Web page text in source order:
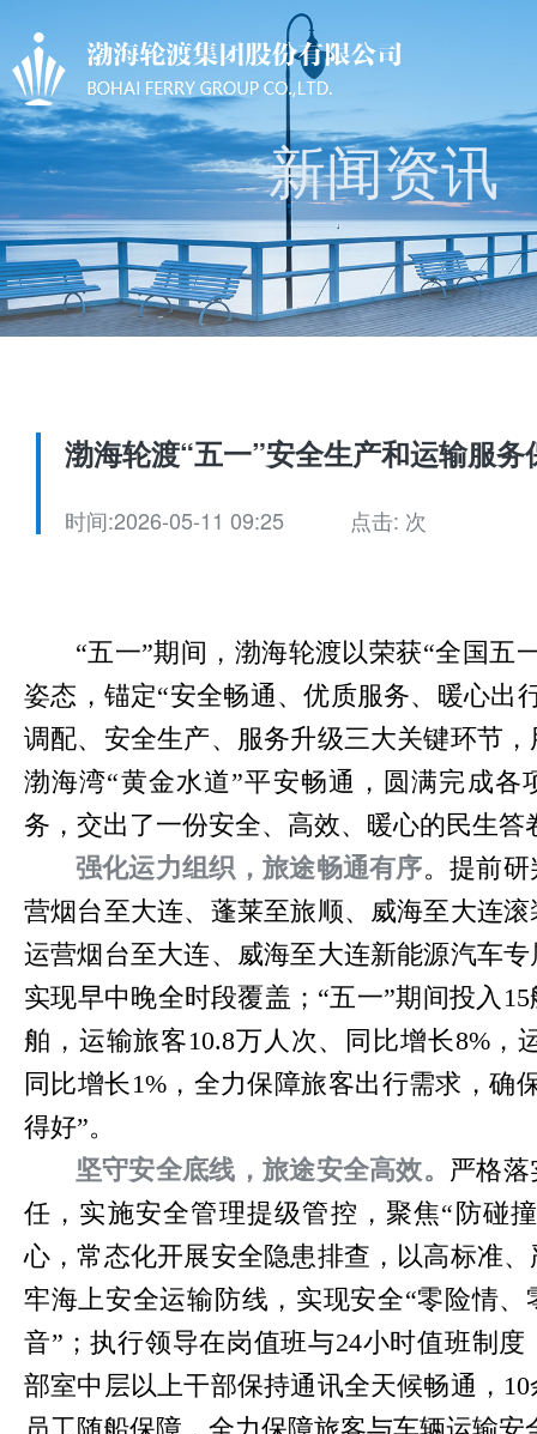
新闻资讯
渤海轮渡“五一”安全生产和运输服
时间:2026-05-11 09:25 点击: 次
“五一”期间，渤海轮渡以荣获“全国五
姿态，锚定“安全畅通、优质服务、暖心出
调配、安全生产、服务升级三大关键环节
渤海湾“黄金水道”平安畅通，圆满完成各
务，交出了一份安全、高效、暖心的民生答
强化运力组织，旅途畅通有序。提前
营烟台至大连、蓬莱至旅顺、威海至大连
运营烟台至大连、威海至大连新能源汽车
实现早中晚全时段覆盖；“五一”期间投入
舶，运输旅客10.8万人次、同比增长8%，
同比增长1%，全力保障旅客出行需求，确
得好”。
坚守安全底线，旅途安全高效。
严格
任，实施安全管理提级管控，聚焦“防碰
心，常态化开展安全隐患排查，以高标准
牢海上安全运输防线，实现安全“零险情、
音”；执行领导在岗值班与24小时值班制
部室中层以上干部保持通讯全天候畅通，